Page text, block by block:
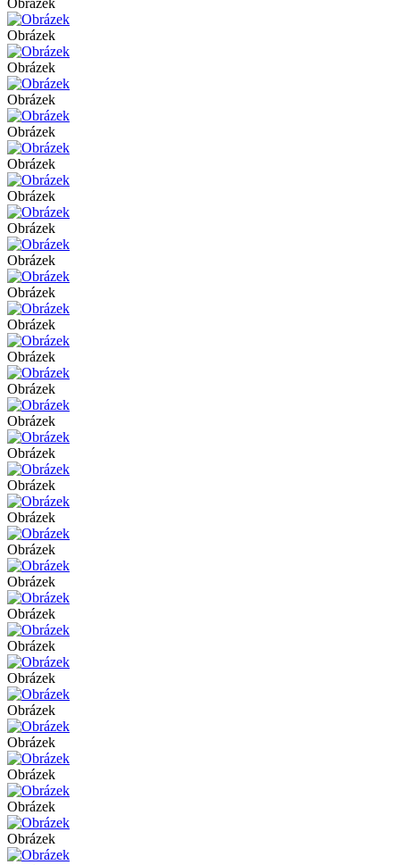
Obrázek
Obrázek
Obrázek
Obrázek
Obrázek
Obrázek
Obrázek
Obrázek
Obrázek
Obrázek
Obrázek
Obrázek
Obrázek
Obrázek
Obrázek
Obrázek
Obrázek
Obrázek
Obrázek
Obrázek
Obrázek
Obrázek
Obrázek
Obrázek
Obrázek
Obrázek